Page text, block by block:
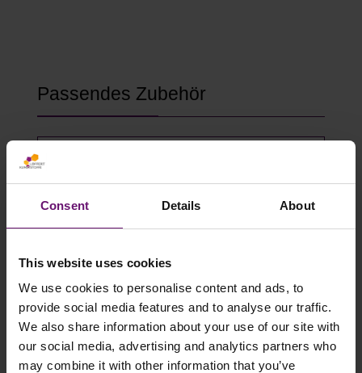
Consent Details About
This website uses cookies
We use cookies to personalise content and ads, to
provide social media features and to analyse our traffic.
We also share information about your use of our site with
our social media, advertising and analytics partners who
may combine it with other information that you’ve
Produktgalerie überspringen
Passendes Zubehör
Gewächshausklammern 4 bis 10 mm
- 100 Stück